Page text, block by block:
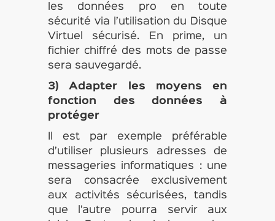
les données pro en toute
sécurité via l’utilisation du Disque
Virtuel sécurisé. En prime, un
fichier chiffré des mots de passe
sera sauvegardé.
3) Adapter les moyens en
fonction des données à
protéger
Il est par exemple préférable
d’utiliser plusieurs adresses de
messageries informatiques : une
sera consacrée exclusivement
aux activités sécurisées, tandis
que l’autre pourra servir aux